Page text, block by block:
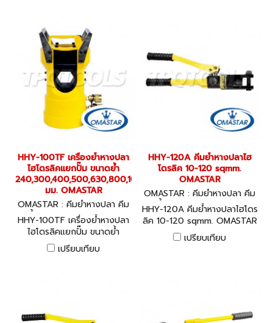
HHY-100TF เครื่องย้ำหางปลา
ไฮโดรลิคแยกปั๊ม ขนาดย้ำ
240,300,400,500,630,800,1000
มม. OMASTAR
OMASTAR : คีมย้ำหางปลา คีม
ย้ำไฮโดรลิค HHY-100TF
HHY-100TF เครื่องย้ำหางปลา
ไฮโดรลิคแยกปั๊ม ขนาดย้ำ
240,300,400,500,630,800,1000
มม. OMASTAR
เปรียบเทียบ
HHY-120A คีมย้ำหางปลาไฮ
โดรลิค 10-120 sqmm.
OMASTAR
OMASTAR : คีมย้ำหางปลา คีม
ย้ำไฮโดรลิค HHY-120A
HHY-120A คีมย้ำหางปลาไฮโดร
ลิค 10-120 sqmm. OMASTAR
เปรียบเทียบ